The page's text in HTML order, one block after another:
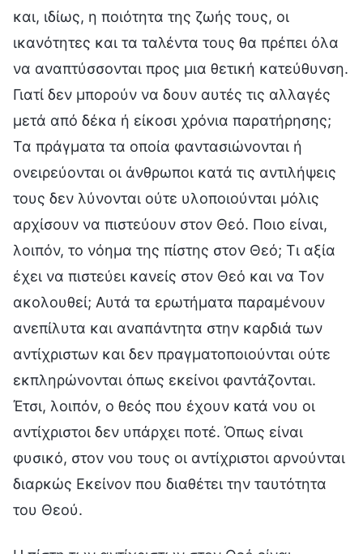
και, ιδίως, η ποιότητα της ζωής τους, οι
ικανότητες και τα ταλέντα τους θα πρέπει όλα
να αναπτύσσονται προς μια θετική κατεύθυνση.
Γιατί δεν μπορούν να δουν αυτές τις αλλαγές
μετά από δέκα ή είκοσι χρόνια παρατήρησης;
Τα πράγματα τα οποία φαντασιώνονται ή
ονειρεύονται οι άνθρωποι κατά τις αντιλήψεις
τους δεν λύνονται ούτε υλοποιούνται μόλις
αρχίσουν να πιστεύουν στον Θεό. Ποιο είναι,
λοιπόν, το νόημα της πίστης στον Θεό; Τι αξία
έχει να πιστεύει κανείς στον Θεό και να Τον
ακολουθεί; Αυτά τα ερωτήματα παραμένουν
ανεπίλυτα και αναπάντητα στην καρδιά των
αντίχριστων και δεν πραγματοποιούνται ούτε
εκπληρώνονται όπως εκείνοι φαντάζονται.
Έτσι, λοιπόν, ο θεός που έχουν κατά νου οι
αντίχριστοι δεν υπάρχει ποτέ. Όπως είναι
φυσικό, στον νου τους οι αντίχριστοι αρνούνται
διαρκώς Εκείνον που διαθέτει την ταυτότητα
του Θεού.